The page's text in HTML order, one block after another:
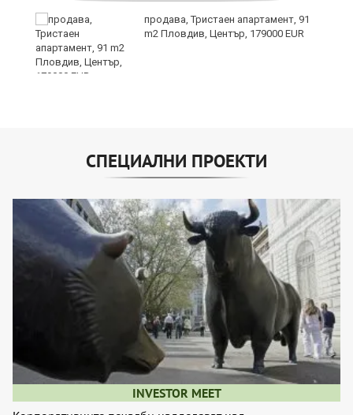
продава, Тристаен апартамент, 91
m2 Пловдив, Център, 179000 EUR
СПЕЦИАЛНИ ПРОЕКТИ
INVESTOR MEET